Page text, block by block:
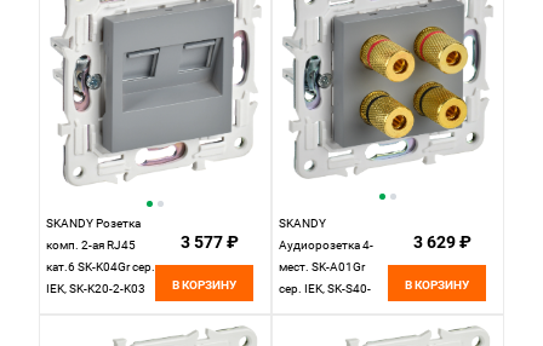
SKANDY Розетка
комп. 2-ая RJ45
кат.6 SK-K04Gr сер.
IEK, SK-K20-2-K03
3 577 ₽
В КОРЗИНУ
SKANDY
Аудиорозетка 4-
мест. SK-A01Gr
сер. IEK, SK-S40-
3 629 ₽
В КОРЗИНУ